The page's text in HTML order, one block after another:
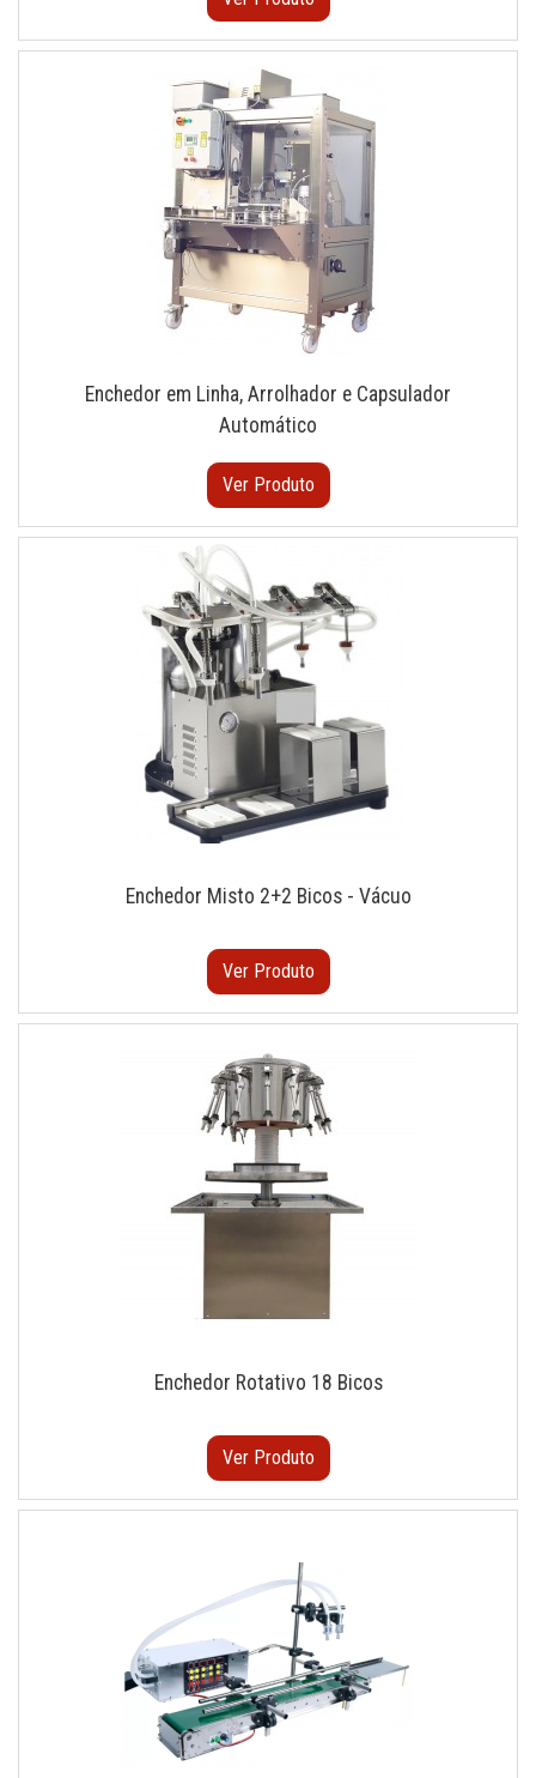
Enchedor em Linha, Arrolhador e Capsulador
Automático
Ver Produto
Enchedor Misto 2+2 Bicos - Vácuo
Ver Produto
Enchedor Rotativo 18 Bicos
Ver Produto